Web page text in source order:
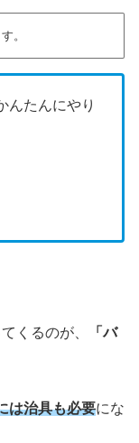
。
んたんにやり
くるのが、
「バ
は治具も必要にな